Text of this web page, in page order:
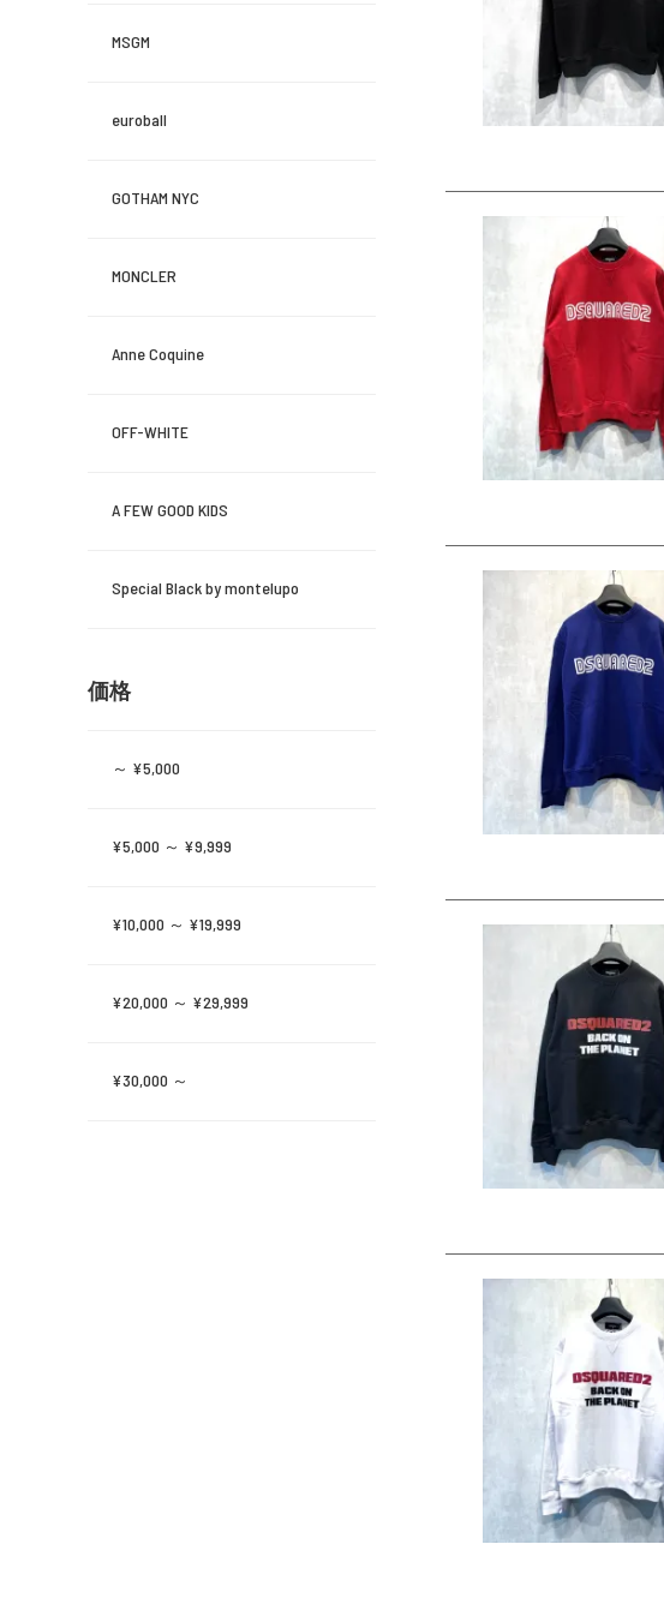
MSGM
euroball
GOTHAM NYC
MONCLER
Anne Coquine
OFF-WHITE
A FEW GOOD KIDS
Special Black by montelupo
価格
～ ¥5,000
¥5,000 ～ ¥9,999
¥10,000 ～ ¥19,999
¥20,000 ～ ¥29,999
¥30,000 ～